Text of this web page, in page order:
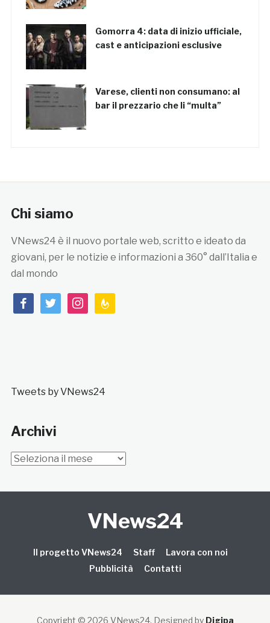
Gomorra 4: data di inizio ufficiale,
cast e anticipazioni esclusive
Varese, clienti non consumano: al
bar il prezzario che li “multa”
Chi siamo
VNews24 è il nuovo portale web, scritto e ideato da
giovani, per le notizie e informazioni a 360° dall’Italia e
dal mondo
facebooktwitterinstagramfeedburner
Tweets by VNews24
Archivi
Archivi
VNews24
Il progetto VNews24 Staff
Lavora con noi
Pubblicità
Contatti
Copyright © 2026 VNews24. Designed by Digipa